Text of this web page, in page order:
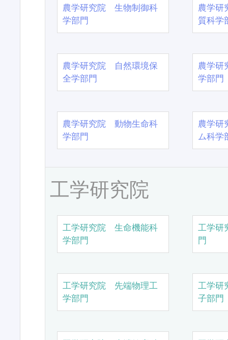
農学研究院 生物制御科
学部門
農学
質科学
農学研究院 自然環境保
全学部門
農学
学部門
農学研究院 動物生命科
学部門
農学
ム科学
工学研究院
工学研究院 生命機能科
学部門
工学研
門
工学研究院 先端物理工
学部門
工学研
子部門